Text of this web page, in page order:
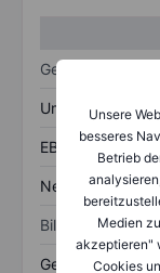
Unsere
besseres
Betrieb
Medien
akzeptieren"
Cookies
Gewinn- und
Umsatz
EBITDA
Nettoeinkommen
Bilanz